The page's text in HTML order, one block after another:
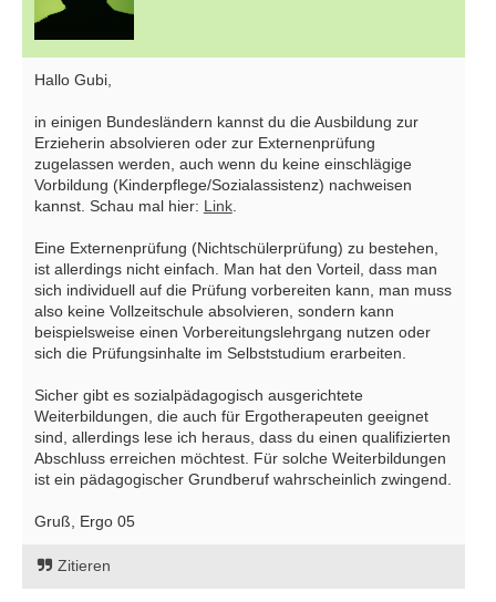
Hallo Gubi,
in einigen Bundesländern kannst du die Ausbildung zur
Erzieherin absolvieren oder zur Externenprüfung
zugelassen werden, auch wenn du keine einschlägige
Vorbildung (Kinderpflege/Sozialassistenz) nachweisen
kannst. Schau mal hier: Link.
Eine Externenprüfung (Nichtschülerprüfung) zu bestehen,
ist allerdings nicht einfach. Man hat den Vorteil, dass man
sich individuell auf die Prüfung vorbereiten kann, man muss
also keine Vollzeitschule absolvieren, sondern kann
beispielsweise einen Vorbereitungslehrgang nutzen oder
sich die Prüfungsinhalte im Selbststudium erarbeiten.
Sicher gibt es sozialpädagogisch ausgerichtete
Weiterbildungen, die auch für Ergotherapeuten geeignet
sind, allerdings lese ich heraus, dass du einen qualifizierten
Abschluss erreichen möchtest. Für solche Weiterbildungen
ist ein pädagogischer Grundberuf wahrscheinlich zwingend.
Gruß, Ergo 05
Zitieren